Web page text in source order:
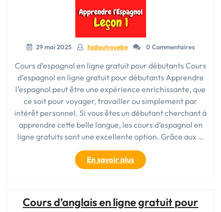
29 mai 2025 todisulvoyebe 0 Commentaires
Cours d’espagnol en ligne gratuit pour débutants Cours
d’espagnol en ligne gratuit pour débutants Apprendre
l’espagnol peut être une expérience enrichissante, que
ce soit pour voyager, travailler ou simplement par
intérêt personnel. Si vous êtes un débutant cherchant à
apprendre cette belle langue, les cours d’espagnol en
ligne gratuits sont une excellente option. Grâce aux …
En savoir plus« Cours
d’espagnol
gratuit
Cours d’anglais en ligne gratuit pour